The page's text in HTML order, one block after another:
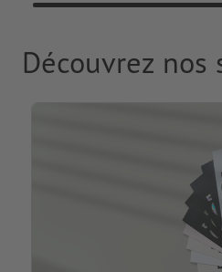
Découvrez nos